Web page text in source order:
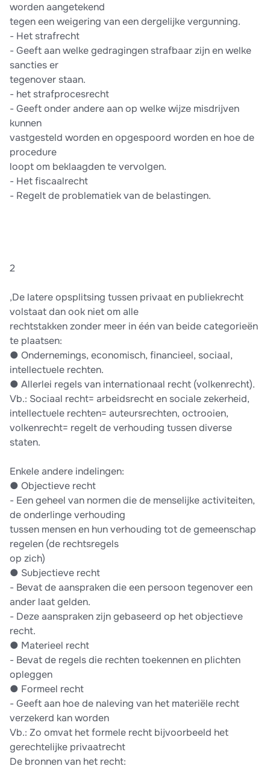
worden aangetekend
tegen een weigering van een dergelijke vergunning.
-​ Het strafrecht
-​ Geeft aan welke gedragingen strafbaar zijn en welke
sancties er
tegenover staan.
-​ het strafprocesrecht
-​ Geeft onder andere aan op welke wijze misdrijven
kunnen
vastgesteld worden en opgespoord worden en hoe de
procedure
loopt om beklaagden te vervolgen.
-​ Het fiscaalrecht
-​ Regelt de problematiek van de belastingen.
2
,De latere opsplitsing tussen privaat en publiekrecht
volstaat dan ook niet om alle
rechtstakken zonder meer in één van beide categorieën
te plaatsen:
●​ Ondernemings, economisch, financieel, sociaal,
intellectuele rechten.
●​ Allerlei regels van internationaal recht (volkenrecht).
Vb.: Sociaal recht= arbeidsrecht en sociale zekerheid,
intellectuele rechten= auteursrechten, octrooien,
volkenrecht= regelt de verhouding tussen diverse
staten.
Enkele andere indelingen:
●​ Objectieve recht
-​ Een geheel van normen die de menselijke activiteiten,
de onderlinge verhouding
tussen mensen en hun verhouding tot de gemeenschap
regelen (de rechtsregels
op zich)
●​ Subjectieve recht
-​ Bevat de aanspraken die een persoon tegenover een
ander laat gelden.
-​ Deze aanspraken zijn gebaseerd op het objectieve
recht.
●​ Materieel recht
-​ Bevat de regels die rechten toekennen en plichten
opleggen
●​ Formeel recht
-​ Geeft aan hoe de naleving van het materiële recht
verzekerd kan worden
Vb.: Zo omvat het formele recht bijvoorbeeld het
gerechtelijke privaatrecht
De bronnen van het recht: